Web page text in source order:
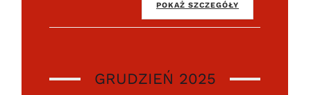
POKAŻ SZCZEGÓŁY
GRUDZIEŃ 2025